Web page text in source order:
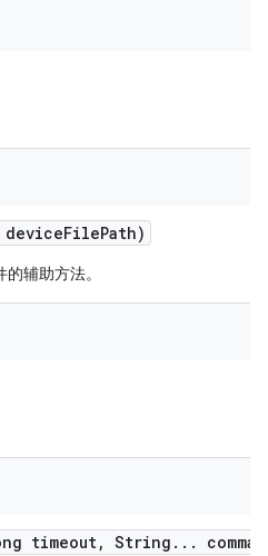
FilePath)
辅助方法。
timeout, String . . .